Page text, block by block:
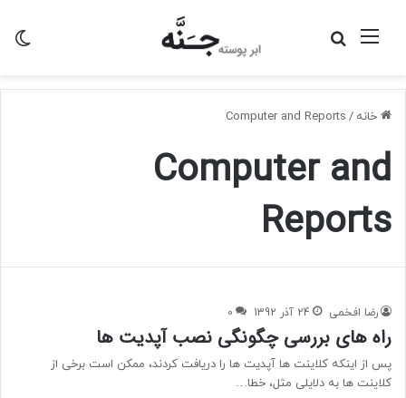
منو
خانه /
Computer and Reports
Computer and
Reports
رضا افخمی 24 آذر 1392 0
راه های بررسی چگونگی نصب آپدیت ها
پس از اینکه کلاینت ها آپدیت ها را دریافت کردند، ممکن است برخی از
کلاینت ها به دلایلی مثل، خطا…